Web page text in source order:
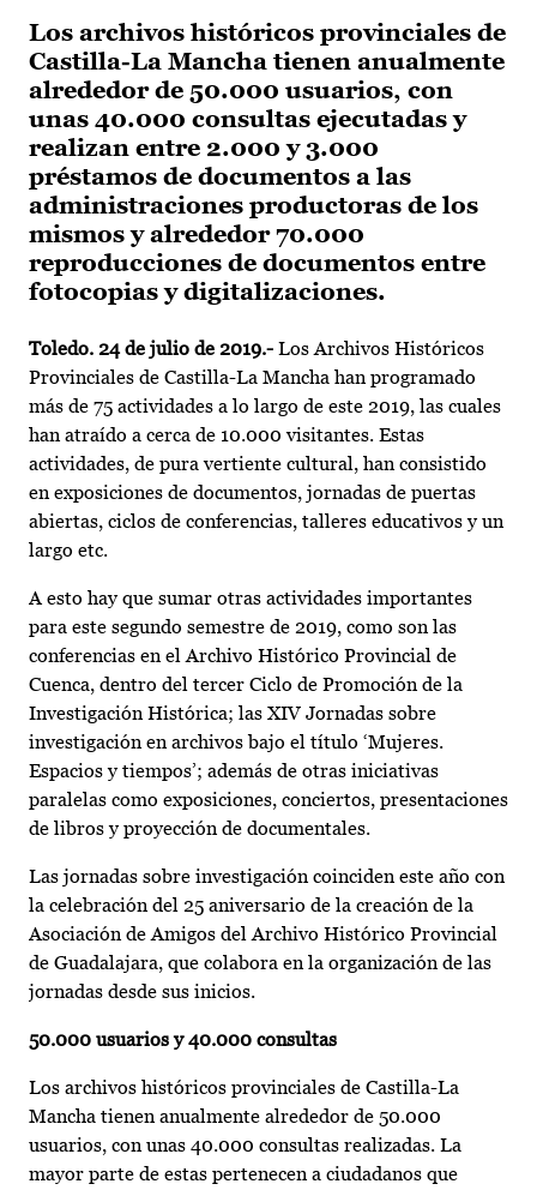
Los archivos históricos provinciales de
Castilla-La Mancha tienen anualmente
alrededor de 50.000 usuarios, con
unas 40.000 consultas ejecutadas y
realizan entre 2.000 y 3.000
préstamos de documentos a las
administraciones productoras de los
mismos y alrededor 70.000
reproducciones de documentos entre
fotocopias y digitalizaciones.
Toledo. 24 de julio de 2019.- Los Archivos Históricos
Provinciales de Castilla-La Mancha han programado
más de 75 actividades a lo largo de este 2019, las cuales
han atraído a cerca de 10.000 visitantes. Estas
actividades, de pura vertiente cultural, han consistido
en exposiciones de documentos, jornadas de puertas
abiertas, ciclos de conferencias, talleres educativos y un
largo etc.
A esto hay que sumar otras actividades importantes
para este segundo semestre de 2019, como son las
conferencias en el Archivo Histórico Provincial de
Cuenca, dentro del tercer Ciclo de Promoción de la
Investigación Histórica; las XIV Jornadas sobre
investigación en archivos bajo el título ‘Mujeres.
Espacios y tiempos’; además de otras iniciativas
paralelas como exposiciones, conciertos, presentaciones
de libros y proyección de documentales.
Las jornadas sobre investigación coinciden este año con
la celebración del 25 aniversario de la creación de la
Asociación de Amigos del Archivo Histórico Provincial
de Guadalajara, que colabora en la organización de las
jornadas desde sus inicios.
50.000 usuarios y 40.000 consultas
Los archivos históricos provinciales de Castilla-La
Mancha tienen anualmente alrededor de 50.000
usuarios, con unas 40.000 consultas realizadas. La
mayor parte de estas pertenecen a ciudadanos que